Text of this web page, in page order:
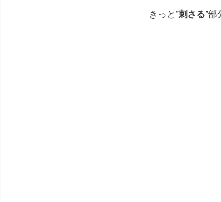
きっと ”刺さる”部